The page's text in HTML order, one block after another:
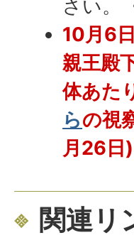
さい。
10月6
親王殿
体あた
らの視
月26日)
関連リ